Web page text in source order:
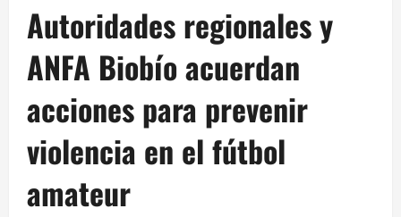
Autoridades regionales y
ANFA Biobío acuerdan
acciones para prevenir
violencia en el fútbol
amateur